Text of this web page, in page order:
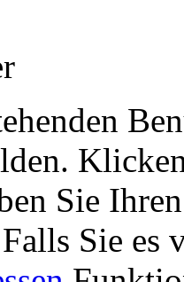
Sie
Sie es